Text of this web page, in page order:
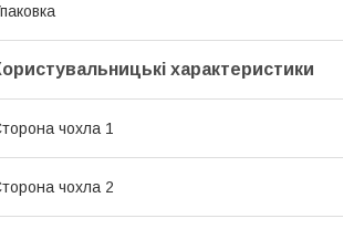
характеристики
чохла 1
чохла 2